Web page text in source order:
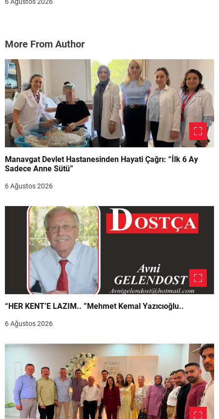
6 Ağustos 2026
More From Author
Manavgat Devlet Hastanesinden Hayati Çağrı: “İlk 6 Ay
Sadece Anne Sütü”
6 Ağustos 2026
“HER KENT’E LAZIM.. ”Mehmet Kemal Yazıcıoğlu..
6 Ağustos 2026